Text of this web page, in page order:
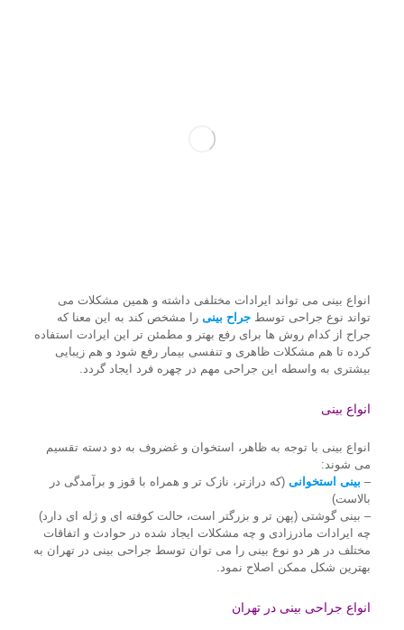
انواع بینی می تواند ایرادات مختلفی داشته و همین مشکلات می
تواند نوع جراحی توسط جراح بینیرا مشخص کند به این معنا که
جراح از کدام روش ها برای رفع بهتر و مطمئن تر این ایرادت استفاده
کرده تا هم مشکلات ظاهری و تنفسی بیمار رفع شود و هم زیبایی
بیشتری به واسطه این جراحی مهم در چهره فرد ایجاد گردد.
انواع بینی
نواع بینی با توجه به ظاهر، استخوان و غضروف به دو دسته تقسیم
می شوند:
–بینی استخوانی(که درازتر، نازک تر و همراه با قوز و برآمدگی در
بالاست)
– بینی گوشتی (پهن تر و بزرگتر است، حالت کوفته ای و ژله ای دارد)
چه ایرادات مادرزادی و چه مشکلات ایجاد شده در حوادث و اتفاقات
مختلف در هر دو نوع بینی را می توان توسط جراحی بینی در تهران به
بهترین شکل ممکن اصلاح نمود.
انواع جراحی بینی در تهران